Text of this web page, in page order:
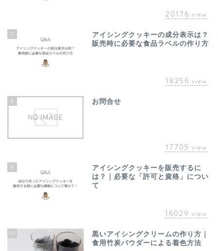
20176 view
7
アイシングクッキーの成分表示は？
販売時に必要な食品ラベルの作り方
18256 view
8 お問合せ
17705 view
9
アイシングクッキーを販売するに
は？｜必要な「許可と資格」につい
て
16029 view
10
黒いアイシングクリームの作り方｜
食用竹炭パウダーによる着色方法